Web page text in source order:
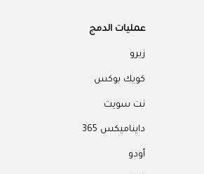
عمليات الدمج
زيرو
كويك بوكس
نت سويت
دايناميكس 365
أودو